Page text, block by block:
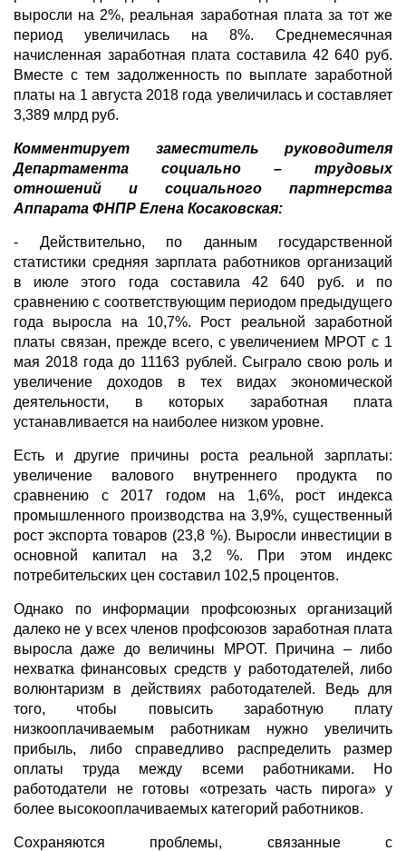
выросли на 2%, реальная заработная плата за тот же
период увеличилась на 8%. Среднемесячная
начисленная заработная плата составила 42 640 руб.
Вместе с тем задолженность по выплате заработной
платы на 1 августа 2018 года увеличилась и составляет
3,389 млрд руб.
Комментирует заместитель руководителя
Департамента социально – трудовых
отношений и социального партнерства
Аппарата ФНПР Елена Косаковская:
- Действительно, по данным государственной
статистики средняя зарплата работников организаций
в июле этого года составила 42 640 руб. и по
сравнению с соответствующим периодом предыдущего
года выросла на 10,7%. Рост реальной заработной
платы связан, прежде всего, с увеличением МРОТ с 1
мая 2018 года до 11163 рублей. Сыграло свою роль и
увеличение доходов в тех видах экономической
деятельности, в которых заработная плата
устанавливается на наиболее низком уровне.
Есть и другие причины роста реальной зарплаты:
увеличение валового внутреннего продукта по
сравнению с 2017 годом на 1,6%, рост индекса
промышленного производства на 3,9%, существенный
рост экспорта товаров (23,8 %). Выросли инвестиции в
основной капитал на 3,2 %. При этом индекс
потребительских цен составил 102,5 процентов.
Однако по информации профсоюзных организаций
далеко не у всех членов профсоюзов заработная плата
выросла даже до величины МРОТ. Причина – либо
нехватка финансовых средств у работодателей, либо
волюнтаризм в действиях работодателей. Ведь для
того, чтобы повысить заработную плату
низкооплачиваемым работникам нужно увеличить
прибыль, либо справедливо распределить размер
оплаты труда между всеми работниками. Но
работодатели не готовы «отрезать часть пирога» у
более высокооплачиваемых категорий работников.
Сохраняются проблемы, связанные с